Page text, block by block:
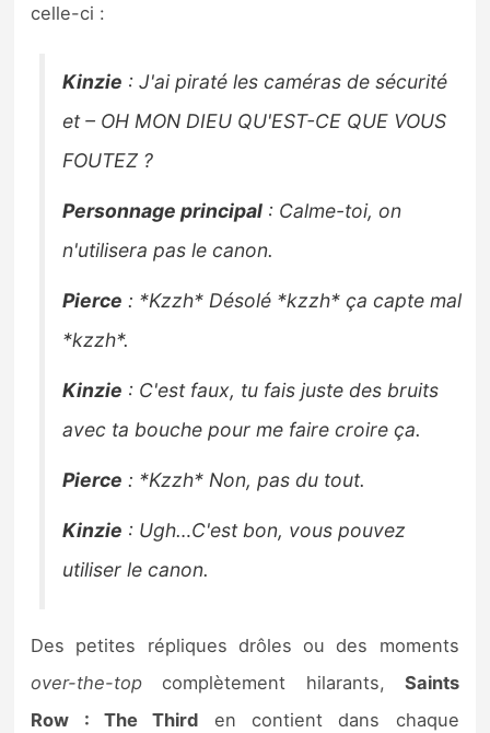
celle-ci :
Kinzie : J'ai piraté les caméras de sécurité
et – OH MON DIEU QU'EST-CE QUE VOUS
FOUTEZ ?
Personnage principal : Calme-toi, on
n'utilisera pas le canon.
Pierce : *Kzzh* Désolé *kzzh* ça capte mal
*kzzh*.
Kinzie : C'est faux, tu fais juste des bruits
avec ta bouche pour me faire croire ça.
Pierce : *Kzzh* Non, pas du tout.
Kinzie : Ugh…C'est bon, vous pouvez
utiliser le canon.
Des petites répliques drôles ou des moments
over-the-top complètement hilarants, Saints
Row : The Third en contient dans chaque